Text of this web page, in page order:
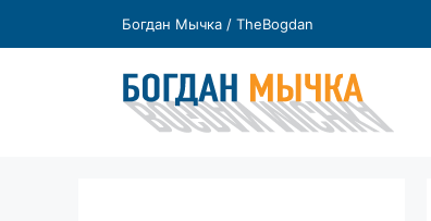
Богдан Мычка / TheBogdan